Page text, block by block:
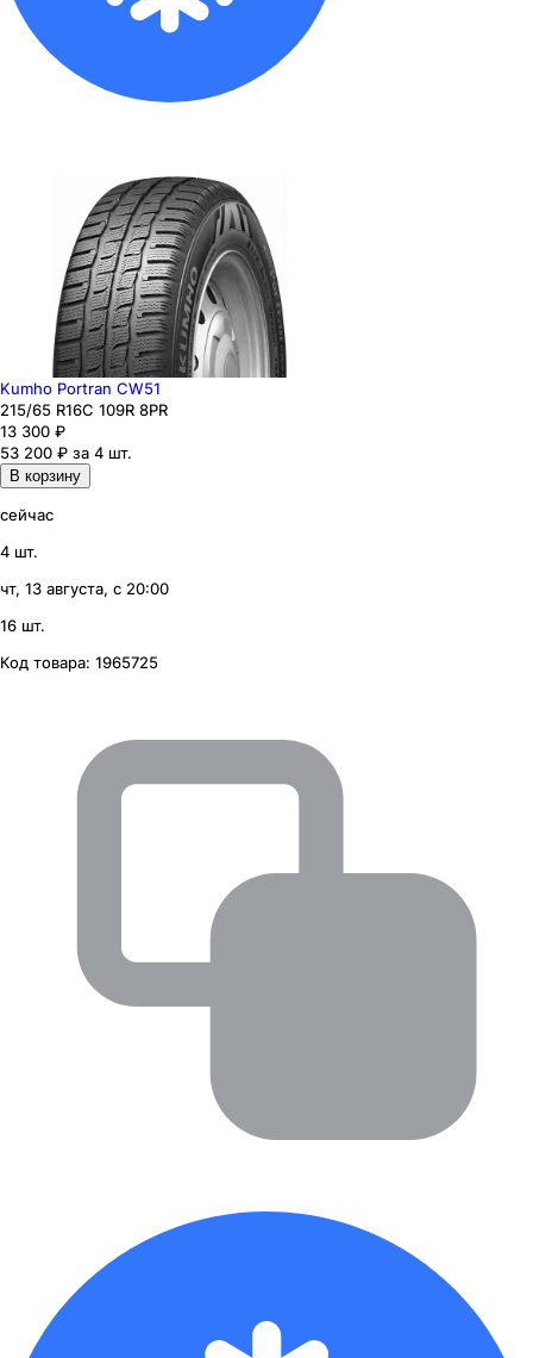
Kumho Portran CW51
215/65 R16C 109R 8PR
13 300 ₽
53 200 ₽ за 4 шт.
В корзину
сейчас
4 шт.
чт, 13 августа, с 20:00
16 шт.
Код товара: 1965725